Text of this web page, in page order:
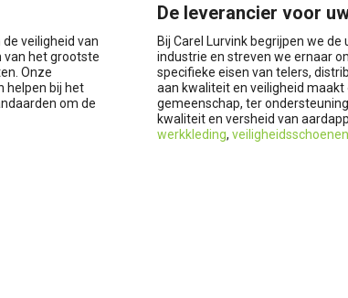
veiligheid van
van het grootste
Onze
helpen bij het
om de
De leverancier voor
Bij Carel Lurvink begrijpen we
industrie en streven we ernaar
specifieke eisen van telers,
aan kwaliteit en veiligheid
gemeenschap, ter
kwaliteit en versheid van
werkkleding, veiligheidsschoenen